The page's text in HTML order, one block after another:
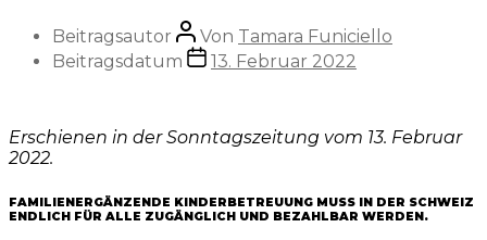
Beitragsautor Von Tamara Funiciello
Beitragsdatum
13. Februar 2022
Erschienen in der Sonntagszeitung vom 13. Februar
2022.
FAMILIENERGÄNZENDE KINDERBETREUUNG MUSS IN DER SCHWEIZ
ENDLICH FÜR ALLE ZUGÄNGLICH UND BEZAHLBAR WERDEN.